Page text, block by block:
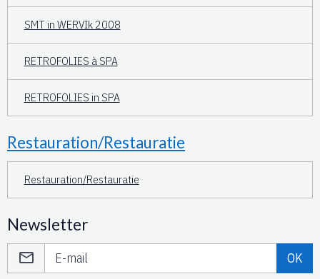
SMT in WERVIk 2008
RETROFOLIES à SPA
RETROFOLIES in SPA
Restauration/Restauratie
Restauration/Restauratie
Newsletter
OK